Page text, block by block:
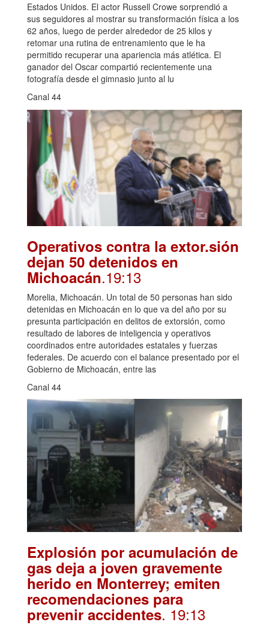
Estados Unidos. El actor Russell Crowe sorprendió a
sus seguidores al mostrar su transformación física a los
62 años, luego de perder alrededor de 25 kilos y
retomar una rutina de entrenamiento que le ha
permitido recuperar una apariencia más atlética. El
ganador del Oscar compartió recientemente una
fotografía desde el gimnasio junto al lu
Canal 44
Operativos contra la extor.sión
dejan 50 detenidos en
Michoacán.19:13
Morelia, Michoacán. Un total de 50 personas han sido
detenidas en Michoacán en lo que va del año por su
presunta participación en delitos de extorsión, como
resultado de labores de inteligencia y operativos
coordinados entre autoridades estatales y fuerzas
federales. De acuerdo con el balance presentado por el
Gobierno de Michoacán, entre las
Canal 44
Explosión por acumulación de
gas deja a joven gravemente
herido en Monterrey; emiten
recomendaciones para
prevenir accidentes. 19:13